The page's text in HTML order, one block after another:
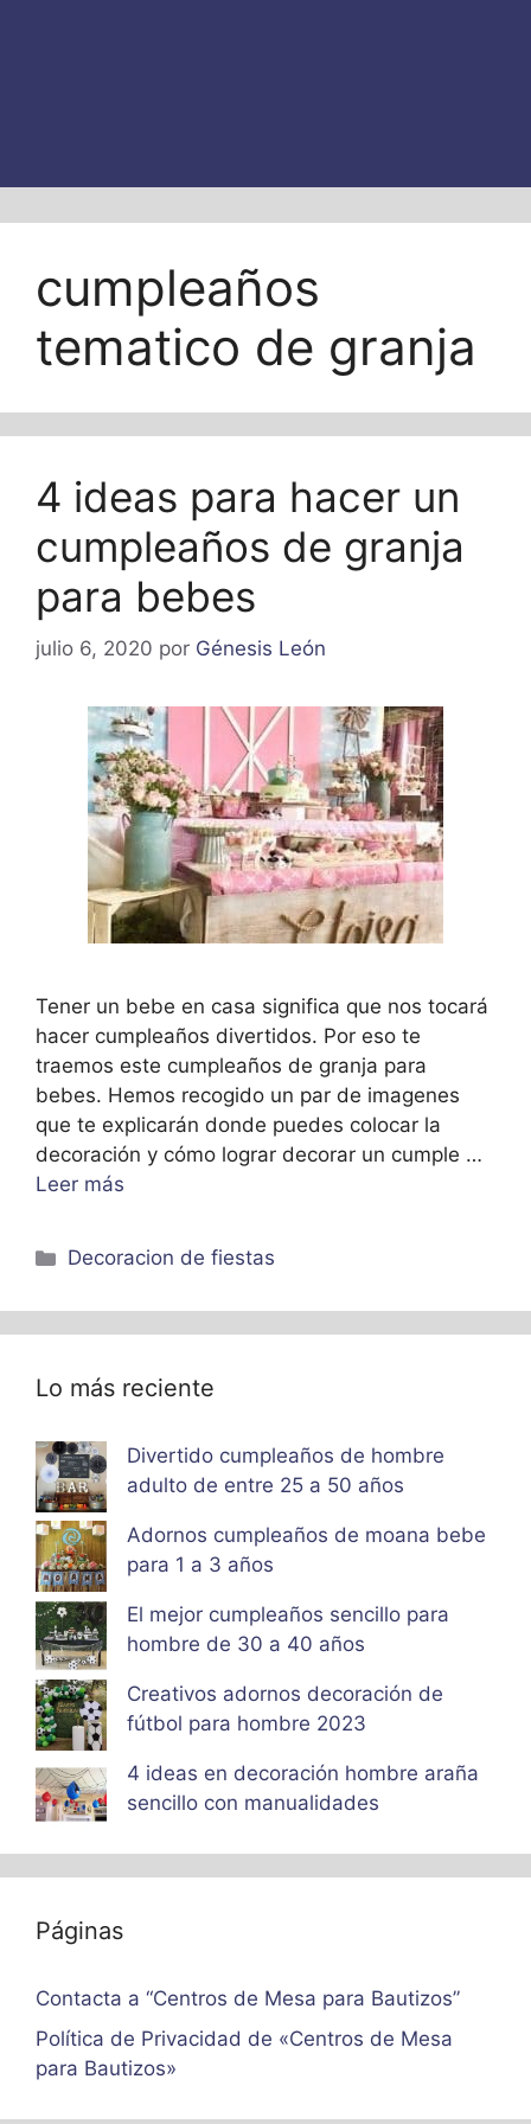
cumpleaños
tematico de granja
4 ideas para hacer un
cumpleaños de granja
para bebes
julio 6, 2020 por Génesis León
Tener un bebe en casa significa que nos tocará
hacer cumpleaños divertidos. Por eso te
traemos este cumpleaños de granja para
bebes. Hemos recogido un par de imagenes
que te explicarán donde puedes colocar la
decoración y cómo lograr decorar un cumple …
Leer más
Categorías
Decoracion de fiestas
Lo más reciente
Divertido cumpleaños de hombre
adulto de entre 25 a 50 años
Adornos cumpleaños de moana bebe
para 1 a 3 años
El mejor cumpleaños sencillo para
hombre de 30 a 40 años
Creativos adornos decoración de
fútbol para hombre 2023
4 ideas en decoración hombre araña
sencillo con manualidades
Páginas
Contacta a “Centros de Mesa para Bautizos”
Política de Privacidad de «Centros de Mesa
para Bautizos»